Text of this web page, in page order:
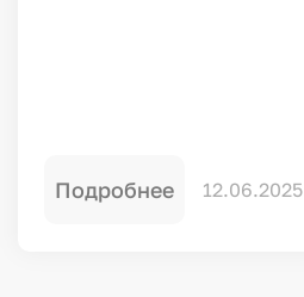
Подробнее 12.06.2025